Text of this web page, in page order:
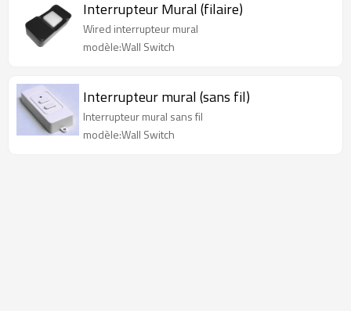
Interrupteur Mural (filaire)
Wired interrupteur mural
modèle:Wall Switch
Interrupteur mural (sans fil)
Interrupteur mural sans fil
modèle:Wall Switch